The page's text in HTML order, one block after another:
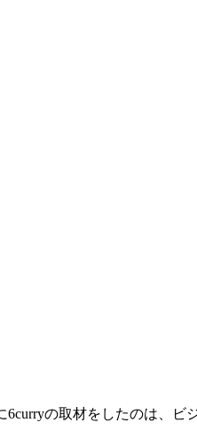
の取材をしたのは、